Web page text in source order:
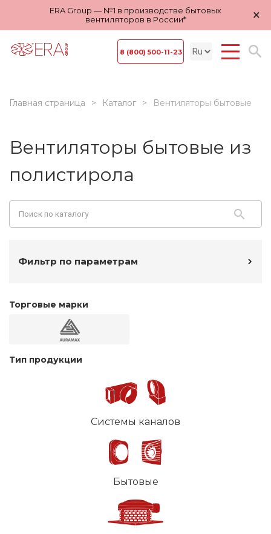
ERA Group — №1 в производстве бытовых
вентиляторов в России*
×
8 (800) 500-11-23
Главная страница Каталог Вентиляторы бытовые
Вентиляторы бытовые из
полистирола
Фильтр по параметрам
Торговые марки
Тип продукции
Системы каналов
Бытовые